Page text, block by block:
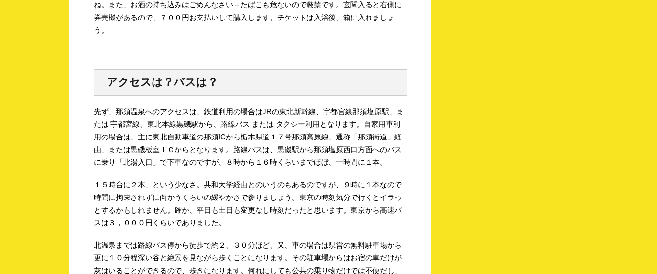
ね。また、お酒の持ち込みはごめんなさい＋たばこも危ないので厳禁です。玄関入ると右側に
券売機があるので、７００円お支払いして購入します。チケットは入浴後、箱に入れましょ
う。
アクセスは？バスは？
先ず、那須温泉へのアクセスは、鉄道利用の場合はJRの東北新幹線、宇都宮線那須塩原駅、ま
たは 宇都宮線、東北本線黒磯駅から、路線バス または タクシー利用となります。自家用車利
用の場合は、主に東北自動車道の那須ICから栃木県道１７号那須高原線、通称「那須街道」経
由、または黒磯板室ＩＣからとなります。路線バスは、黒磯駅から那須塩原西口方面へのバス
に乗り「北湯入口」で下車なのですが、８時から１６時くらいまでほぼ、一時間に１本。
１５時台に２本、という少なさ。共和大学経由とのいうのもあるのですが、９時に１本なので
時間に拘束されずに向かうくらいの緩やかさで参りましょう。東京の時刻気分で行くとイラっ
とするかもしれません。確か、平日も土日も変更なし時刻だったと思います。東京から高速バ
スは３，０００円くらいでありました。
北温泉までは路線バス停から徒歩で約２、３０分ほど、又、車の場合は県営の無料駐車場から
更に１０分程深い谷と絶景を見ながら歩くことになります。その駐車場からはお宿の車だけが
灰はいることができるので、歩きになります。何れにしても公共の乗り物だけでは不便だし、